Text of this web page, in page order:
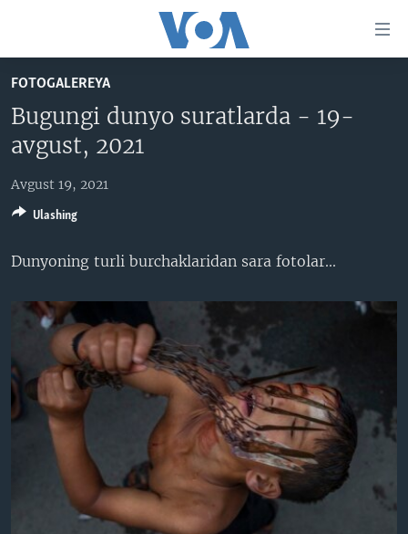
boring
Boshiga
Qidiruvga
o'ting
AMERIKA
MARKAZIY OSIYO
XALQARO
MULTIMEDIA
XALQARO HAYOT
VASHINGTON CHOYXONASI
MOBIL-SALOM!
VIDEO
XABARLAR SURATLARDA
FACEBOOK
YOUTUBE
INSTAGRAM
ODNOKLASSNIKI
TELEGRAM
SOUNDCLOUD
INGLIZ TILI DARSLARI
EDITORIAL
Learning English
FOTOGALEREYA
Bugungi dunyo suratlarda - 19-
avgust, 2021
Avgust 19, 2021
Dunyoning turli burchaklaridan sara fotolar​...​
Ulashing